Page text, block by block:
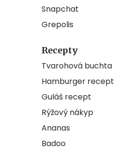
Snapchat
Grepolis
Recepty
Tvarohová buchta
Hamburger recept
Guláš recept
Rýžový nákyp
Ananas
Badoo